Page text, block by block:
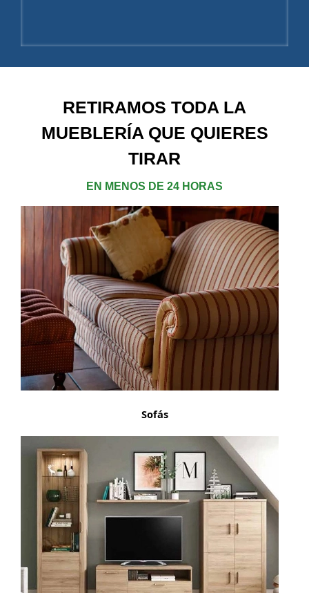
RETIRAMOS TODA LA
MUEBLERÍA QUE QUIERES
TIRAR
EN MENOS DE 24 HORAS
Sofás